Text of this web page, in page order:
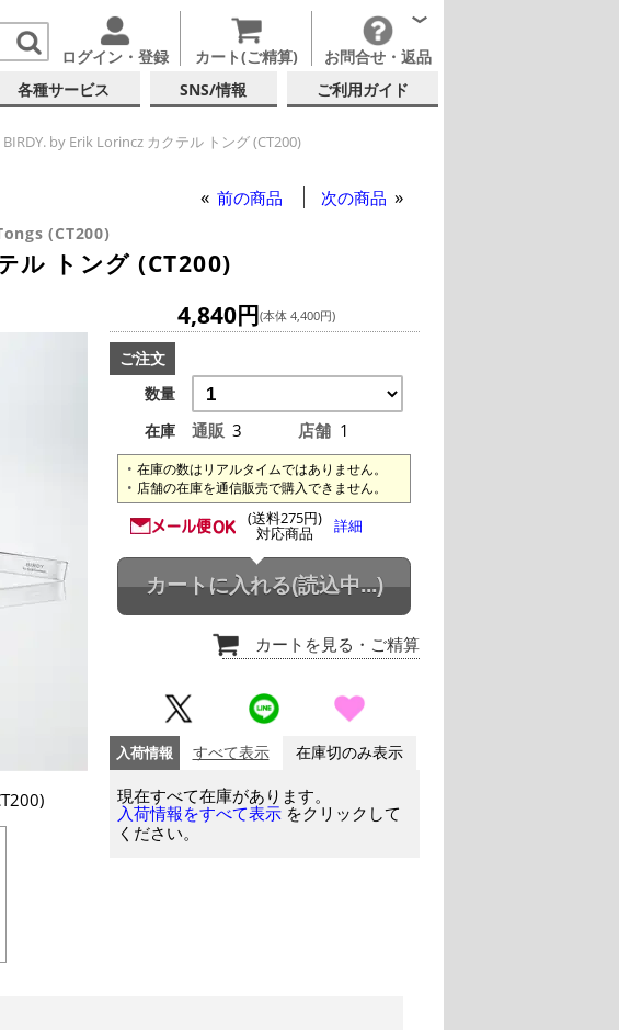
ログイン・登録 カート(ご精算) お問合せ・返品
各種サービス SNS/情報 ご利用ガイド
BIRDY. by Erik Lorincz カクテル トング (CT200)
前の商品 次の商品
(CT200)
ル トング (CT200)
4,840円(本体 4,400円)
ご注文
数量
在庫
通販 3 店舗 1
在庫の数はリアルタイムではありません。
店舗の在庫を通信販売で購入できません。
(送料275円)
対応商品 詳細
カートに入れる(読込中...)
カートを見る ・ご精算
入荷情報 すべて表示 在庫切のみ表示
現在すべて在庫があります。
入荷情報をすべて表示 をクリックして
ください。